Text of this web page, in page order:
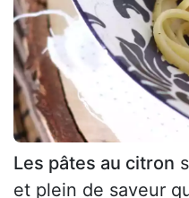
Les pâtes au citron
et plein de saveur